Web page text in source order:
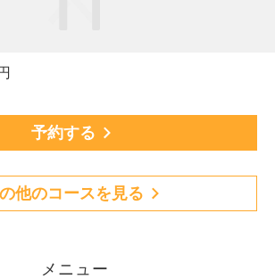
予約する
他のコースを見る
メニュー